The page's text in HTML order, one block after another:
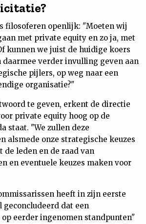
filosoferen openlijk: "Moeten wij
met private equity en zo ja, met
kunnen we juist de huidige koers
daarmee verder invulling geven aan
pijlers, op weg naar een
organisatie?"
te geven, erkent de directie
private equity hoog op de
staat. "We zullen deze
alsmede onze strategische keuzes
de leden en de raad van
en eventuele keuzes maken voor
heeft in zijn eerste
geconcludeerd dat een
eerder ingenomen standpunten"